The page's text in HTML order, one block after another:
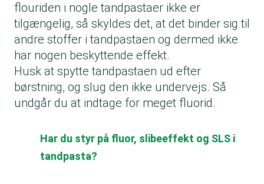
flouriden i nogle tandpastaer ikke er
tilgængelig, så skyldes det, at det binder sig til
andre stoffer i tandpastaen og dermed ikke
har nogen beskyttende effekt.
Husk at spytte tandpastaen ud efter
børstning, og slug den ikke undervejs. Så
undgår du at indtage for meget fluorid.
Har du styr på fluor, slibeeffekt og SLS i
tandpasta?